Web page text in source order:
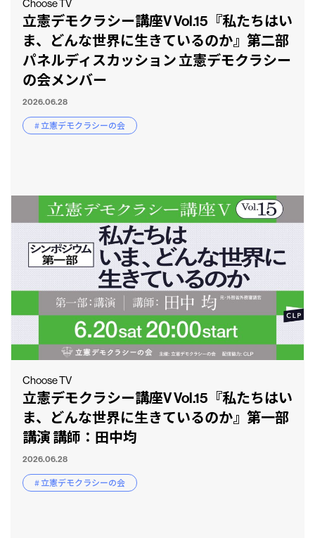
Choose TV
立憲デモクラシー講座V Vol.15『私たちはい
ま、どんな世界に生きているのか』第二部
パネルディスカッション 立憲デモクラシー
の会メンバー
2026.06.28
# 立憲デモクラシーの会
Choose TV
立憲デモクラシー講座V Vol.15『私たちはい
ま、どんな世界に生きているのか』第一部
講演 講師：田中均
2026.06.28
# 立憲デモクラシーの会